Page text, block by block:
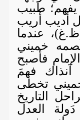
طبيب
أديب أريب
عندما
خميني
فأصبح
آنذاك فهمَ
تخطى
التاريخ
دَولة العدل